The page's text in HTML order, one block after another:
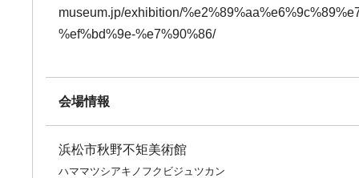
museum.jp/exhibition/
%ef%bd%9e-%e7%90%86/
会場情報
浜松市秋野不矩美術館
ハママツシアキノフクビジュツカン